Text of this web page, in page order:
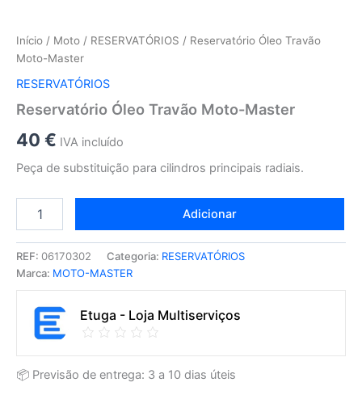
Início / Moto / RESERVATÓRIOS / Reservatório Óleo Travão
Moto-Master
RESERVATÓRIOS
Reservatório Óleo Travão Moto-Master
40 € IVA incluído
Peça de substituição para cilindros principais radiais.
Adicionar
REF: 06170302 Categoria: RESERVATÓRIOS
Marca: MOTO-MASTER
Etuga - Loja Multiserviços
📦 Previsão de entrega: 3 a 10 dias úteis